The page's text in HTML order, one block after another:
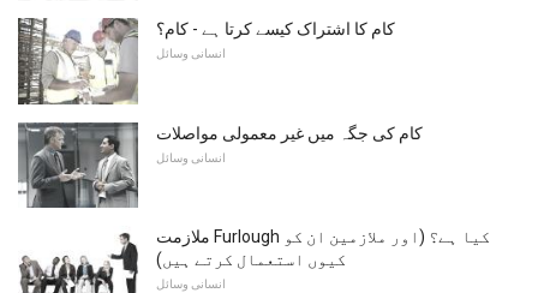
کام کا اشتراک کیسے کرتا ہے - کام؟
انسانی وسائل
کام کی جگہ میں غیر معمولی مواصلات
انسانی وسائل
ملازمت Furlough کیا ہے؟ (اور ملازمین ان کو
کیوں استعمال کرتے ہیں)
انسانی وسائل